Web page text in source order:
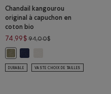
Chandail kangourou
original à capuchon en
coton bio
74,99$ 94,00$Prix réduit de
DURABLE VASTE CHOIX DE TAILLES